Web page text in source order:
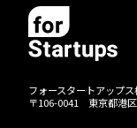
フォースタートアップ
〒106-0041 東京都港